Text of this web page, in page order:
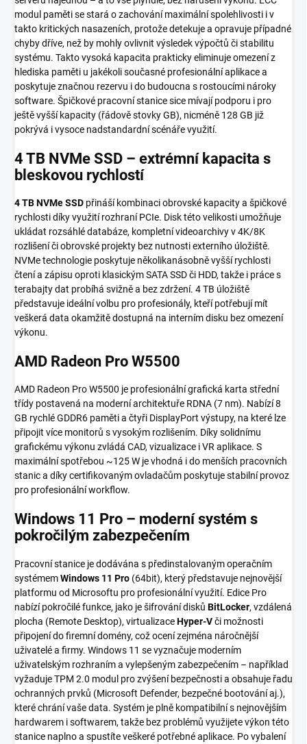
modul paměti se stará o zachování maximální spolehlivosti i v
takto kritických nasazeních, protože detekuje a opravuje případné
chyby dříve, než by mohly ovlivnit výsledek výpočtů či stabilitu
systému. Takto vysoká kapacita prakticky eliminuje omezení z
hlediska paměti u jakékoli současné profesionální aplikace a
poskytuje značnou rezervu i do budoucna s rostoucími nároky
software. Špičkové pracovní stanice sice mívají podporu i pro
ještě vyšší kapacity (řádově stovky GB), nicméně 128 GB již
pokrývá i vysoce nadstandardní scénáře využití.
4 TB NVMe SSD – extrémní kapacita s
bleskovou rychlostí
4 TB NVMe SSD přináší kombinaci obrovské kapacity a špičkové
rychlosti díky využití rozhraní PCIe. Disk této velikosti umožňuje
ukládat rozsáhlé databáze, kompletní videoarchivy v 4K/8K
rozlišení či obrovské projekty bez nutnosti externího úložiště.
NVMe technologie poskytuje několikanásobně vyšší rychlosti
čtení a zápisu oproti klasickým SATA SSD či HDD, takže i práce s
terabajty dat probíhá svižně a bez zdržení. 4 TB úložiště
představuje ideální volbu pro profesionály, kteří potřebují mít
veškerá data okamžitě dostupná na interním disku bez omezení
výkonu.
AMD Radeon Pro W5500
AMD Radeon Pro W5500 je profesionální grafická karta střední
třídy postavená na moderní architektuře RDNA (7 nm). Nabízí 8
GB rychlé GDDR6 paměti a čtyři DisplayPort výstupy, na které lze
připojit více monitorů s vysokým rozlišením. Díky solidnímu
grafickému výkonu zvládá CAD, vizualizace i VR aplikace. S
maximální spotřebou ~125 W je vhodná i do menších pracovních
stanic a díky certifikovaným ovladačům poskytuje stabilní provoz
pro profesionální workflow.
Windows 11 Pro – moderní systém s
pokročilým zabezpečením
Pracovní stanice je dodávána s předinstalovaným operačním
systémemWindows 11 Pro (64bit), který představuje nejnovější
platformu od Microsoftu pro profesionální využití. Edice Pro
nabízí pokročilé funkce, jako je šifrování disků BitLocker, vzdálená
plocha (Remote Desktop), virtualizaceHyper-Vči možnosti
připojení do firemní domény, což ocení zejména náročnější
uživatelé a firmy. Windows 11 se vyznačuje moderním
uživatelským rozhraním a vylepšeným zabezpečením – například
vyžaduje TPM 2.0 modul pro zvýšení bezpečnosti a obsahuje řadu
ochranných prvků (Microsoft Defender, bezpečné bootování aj.),
které chrání vaše data. Systém je plně kompatibilní s nejnovějším
hardwarem i softwarem, takže bez problémů využijete výkon této
stanice naplno a spustíte veškeré potřebné aplikace. Po vybalení